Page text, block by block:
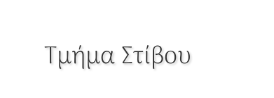
Τμήμα Στίβου